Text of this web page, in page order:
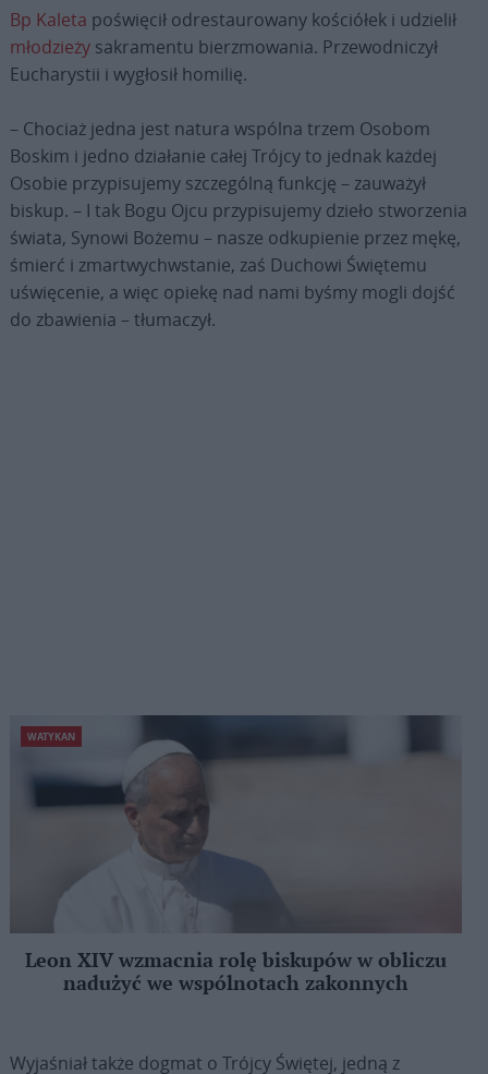
Bp Kaleta poświęcił odrestaurowany kościółek i udzielił
młodzieżysakramentu bierzmowania. Przewodniczył
Eucharystii i wygłosił homilię.
– Chociaż jedna jest natura wspólna trzem Osobom
Boskim i jedno działanie całej Trójcy to jednak każdej
Osobie przypisujemy szczególną funkcję – zauważył
biskup. – I tak Bogu Ojcu przypisujemy dzieło stworzenia
świata, Synowi Bożemu – nasze odkupienie przez mękę,
śmierć i zmartwychwstanie, zaś Duchowi Świętemu
uświęcenie, a więc opiekę nad nami byśmy mogli dojść
do zbawienia – tłumaczył.
WATYKAN
Leon XIV wzmacnia rolę biskupów w obliczu
nadużyć we wspólnotach zakonnych
Wyjaśniał także dogmat o Trójcy Świętej, jedną z